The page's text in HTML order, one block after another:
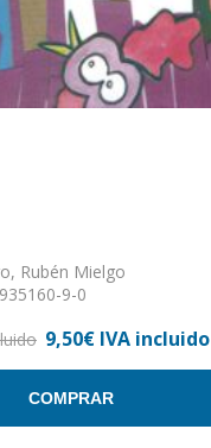
Rubén Mielgo
9-0
32
9,50€ IVA incluido
COMPRAR